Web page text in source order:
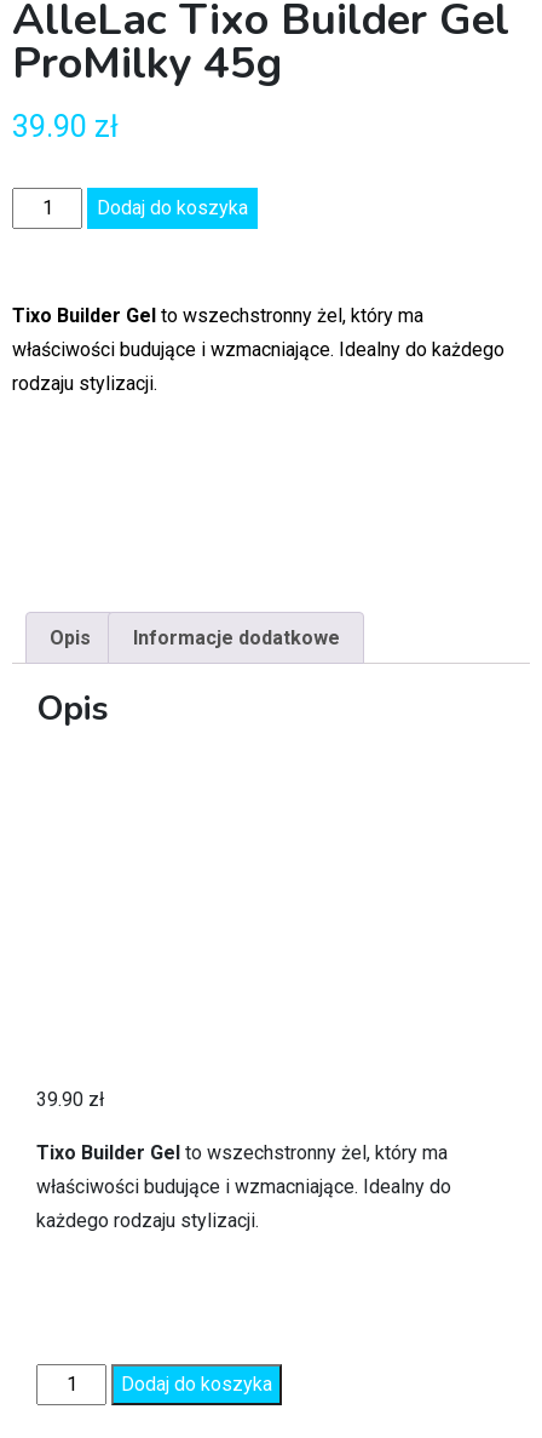
AlleLac Tixo Builder Gel
ProMilky 45g
39.90 zł
Dodaj do koszyka
Tixo Builder Gel to wszechstronny żel, który ma
właściwości budujące i wzmacniające. Idealny do każdego
rodzaju stylizacji.
Opis Informacje dodatkowe
Opis
39.90 zł
Tixo Builder Gel to wszechstronny żel, który ma
właściwości budujące i wzmacniające. Idealny do
każdego rodzaju stylizacji.
Dodaj do koszyka